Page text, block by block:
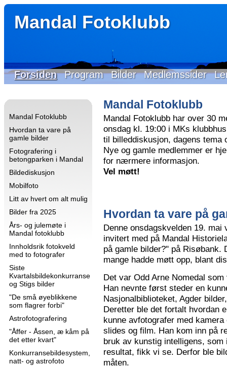
Mandal Fotoklubb
Forsiden Program Bilder Medlemssider
Mandal Fotoklubb
Hvordan ta vare på
gamle bilder
Fotografering i
betongparken i Mandal
Bildediskusjon
Mobilfoto
Litt av hvert om alt mulig
Bilder fra 2025
Års- og julemøte i
Mandal fotoklubb
Innholdsrik fotokveld
med to fotografer
Siste
Kvartalsbildekonkurranse
og Stigs bilder
"De små øyeblikkene
som flagrer forbi"
Astrofotografering
"Åffer - Åssen, æ kåm på
det etter kvart"
Konkurransebildesystem,
natt- og astrofoto
Mandal Fotoklubb
Mandal Fotoklubb har over 30
onsdag kl. 19:00 i MKs
til billeddiskusjon, dagens
Nye og gamle medlemmer er
for nærmere informasjon.
Vel møtt!
Hvordan ta vare på
Denne onsdagskvelden 19.
invitert med på Mandal
på gamle bilder?" på
mange hadde møtt opp, blant
Det var Odd Arne Nomedal
Han nevnte først steder en
Nasjonalbiblioteket, Agder
Deretter ble det fortalt hvordan
kunne avfotografer med
slides og film. Han kom inn på
bruk av kunstig intelligens,
resultat, fikk vi se. Derfor ble
måten.